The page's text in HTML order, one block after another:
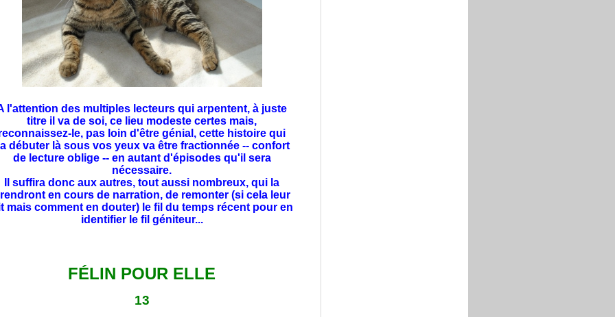
l'attention des multiples lecteurs qui arpentent, à juste
titre il va de soi, ce lieu modeste certes mais,
le, pas loin d'être génial, cette histoire qui
débuter là sous vos yeux va être fractionnée -- confort
de lecture oblige -- en autant d'épisodes qu'il sera
nécessaire.
Il suffira donc aux autres, tout aussi nombreux, qui la
en cours de narration, de remonter (si cela leur
mais comment en douter) le fil du temps récent pour en
identifier le fil géniteur...
FÉLIN POUR ELLE
13